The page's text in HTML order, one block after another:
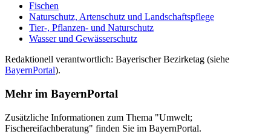
Fischen
Naturschutz, Artenschutz und Landschaftspflege
Tier-, Pflanzen- und Naturschutz
Wasser und Gewässerschutz
Redaktionell verantwortlich: Bayerischer Bezirketag (siehe
BayernPortal).
Mehr im BayernPortal
Zusätzliche Informationen zum Thema "Umwelt;
Fischereifachberatung" finden Sie im BayernPortal.